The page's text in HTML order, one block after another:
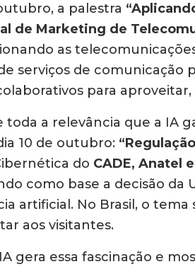
a palestra
de Marketing de
as
serviços de comunicação
para
toda a relevância que a IA
10 de outubro:
do CADE, Anatel
como base a decisão
artificial. No Brasil, o
aos visitantes.
gera essa fascinação e